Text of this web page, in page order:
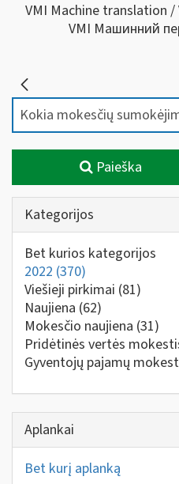
VMI Machine translation
VMI Машинний
Paieška
Kategorijos
Bet kurios kategorijos
2022 (370)
Viešieji pirkimai (81)
Naujiena (62)
Mokesčio naujiena (31)
Pridėtinės vertės
Gyventojų pajamų
Aplankai
Bet kurį aplanką